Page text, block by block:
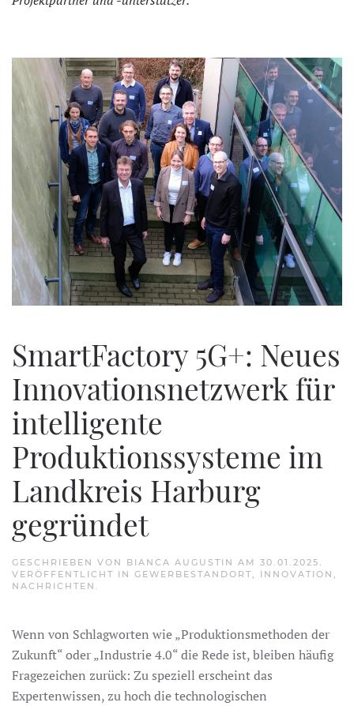
SmartFactory 5G+: Neues
Innovationsnetzwerk für
intelligente
Produktionssysteme im
Landkreis Harburg
gegründet
GESCHRIEBEN VON BIANCA AUGUSTIN AM 30.01.2025
VERÖFFENTLICHT IN GEWERBESTANDORT INNOVATION
NACHRICHTEN
Wenn von Schlagworten wie „Produktionsmethoden der
Zukunft“ oder „Industrie 4.0“ die Rede ist, bleiben häufig
Fragezeichen zurück: Zu speziell erscheint das
Expertenwissen, zu hoch die technologischen